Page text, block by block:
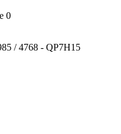
0
/ 4768 - QP7H15